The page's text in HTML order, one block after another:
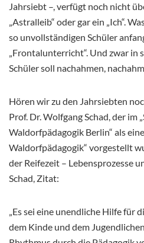
Jahrsiebt –, verfügt noch nicht
„Astralleib“ oder gar ein „Ich“.
so unvollständigen Schüler
„Frontalunterricht“. Und zwar in
Schüler soll nachahmen,
Hören wir zu den Jahrsiebten
Prof. Dr. Wolfgang Schad, der im
Waldorfpädagogik Berlin“ als
Waldorfpädagogik“ vorgestellt
der Reifezeit – Lebensprozesse
Schad, Zitat:
„Es sei eine unendliche Hilfe für
dem Kinde und dem